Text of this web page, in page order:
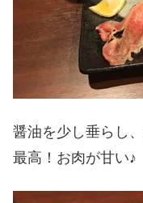
醤油を少し垂らし
最高！お肉が甘い♪